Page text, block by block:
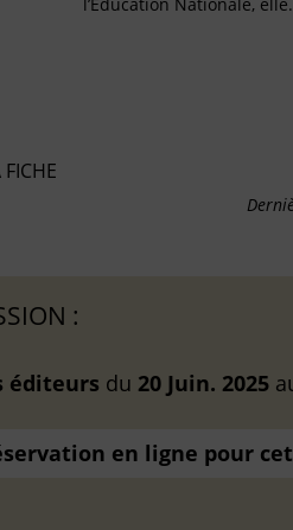
:
éditeurs du 20 Juin. 2025
en ligne pour